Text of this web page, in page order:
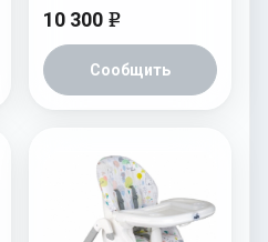
10 300 e
Сообщить